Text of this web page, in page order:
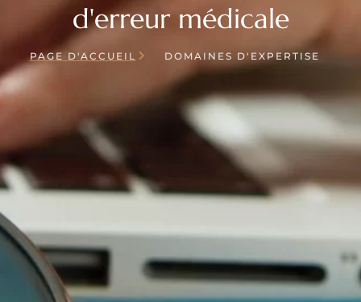
d'erreur médicale
PAGE D'ACCUEIL DOMAINES D'EXPERTISE